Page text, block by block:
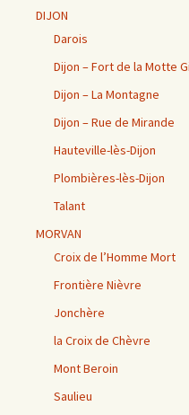
DIJON
Darois
Dijon – Fort de la Motte
Dijon – La Montagne
Dijon – Rue de Mirande
Hauteville-lès-Dijon
Plombières-lès-Dijon
Talant
MORVAN
Croix de l’Homme Mort
Frontière Nièvre
Jonchère
la Croix de Chèvre
Mont Beroin
Saulieu